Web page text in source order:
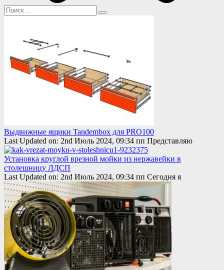
Search
for:
Выдвижные ящики Tandembox для PRO100
Last Updated on: 2nd Июль 2024, 09:34 пп Представляю
Установка круглой врезной мойки из нержавейки в
столешницу ЛДСП
Last Updated on: 2nd Июль 2024, 09:34 пп Сегодня я